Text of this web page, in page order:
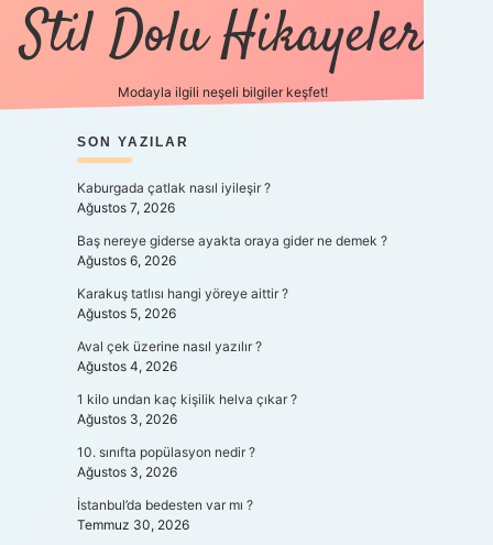
Stil Dolu Hikayeler
Modayla ilgili neşeli bilgiler keşfet!
SIDEBAR
SON YAZILAR
Kaburgada çatlak nasıl iyileşir ?
Ağustos 7, 2026
Baş nereye giderse ayakta oraya gider ne demek ?
Ağustos 6, 2026
Karakuş tatlısı hangi yöreye aittir ?
Ağustos 5, 2026
Aval çek üzerine nasıl yazılır ?
Ağustos 4, 2026
1 kilo undan kaç kişilik helva çıkar ?
Ağustos 3, 2026
10. sınıfta popülasyon nedir ?
Ağustos 3, 2026
İstanbul’da bedesten var mı ?
Temmuz 30, 2026